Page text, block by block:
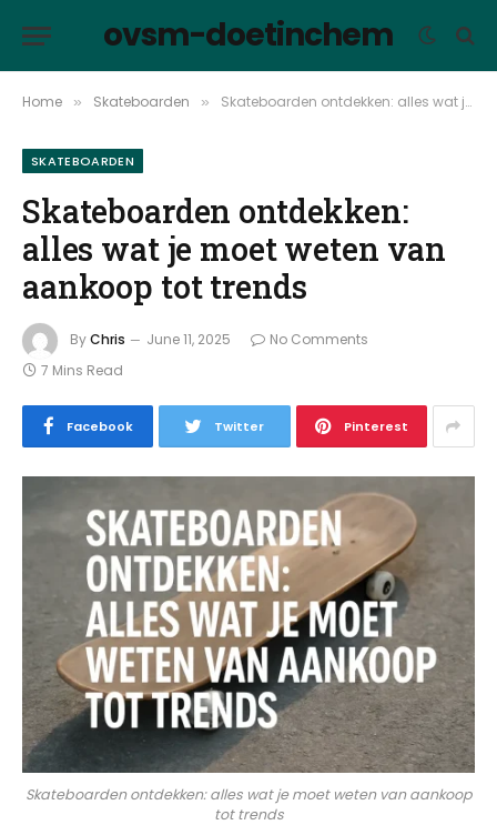
ovsm-doetinchem
Home » Skateboarden » Skateboarden ontdekken: alles wat je moet weten van aankoop tot trends
SKATEBOARDEN
Skateboarden ontdekken:
alles wat je moet weten van
aankoop tot trends
ByChris June 11, 2025
No Comments
7 Mins Read
Facebook Twitter Pinterest
Skateboarden ontdekken: alles wat je moet weten van aankoop
tot trends